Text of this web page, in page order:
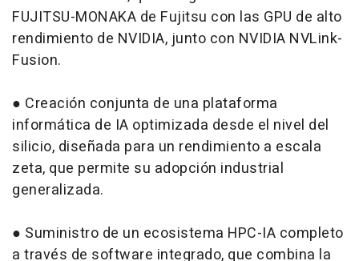
FUJITSU-MONAKA de Fujitsu con las GPU de alto
rendimiento de NVIDIA, junto con NVIDIA NVLink-
Fusion.
● Creación conjunta de una plataforma
informática de IA optimizada desde el nivel del
silicio, diseñada para un rendimiento a escala
zeta, que permite su adopción industrial
generalizada.
● Suministro de un ecosistema HPC-IA completo
a través de software integrado, que combina la